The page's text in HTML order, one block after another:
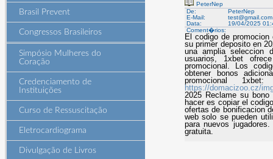
Brasil Prevent
Congressos Brasileiros
Simpósio Mulheres do
Coração
Credenciamento de
Instituições
Curso de Ressuscitação
Eletrocardiograma
Divulgação de Livros
PeterNep
De:
PeterNep
E-Mail:
test@gmail.com
Data:
19/04/2025
Coment�rios:
El codigo de
su primer deposito en
una amplia seleccion
usuarios, 1xbet
promocional. Los
obtener bonos
promocional
https://domacizoo.cz/
2025 Reclame su
hacer es copiar el
ofertas de bonificacion
web solo se pueden
para nuevos
gratuita.